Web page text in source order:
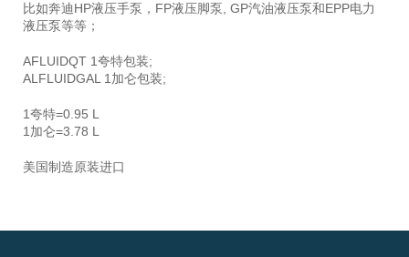
比如奔迪HP液压手泵，FP液压脚泵, GP汽油液压泵和EPP电力
液压泵等等；
AFLUIDQT 1夸特包装;
ALFLUIDGAL 1加仑包装;
1夸特=0.95 L
1加仑=3.78 L
美国制造原装进口